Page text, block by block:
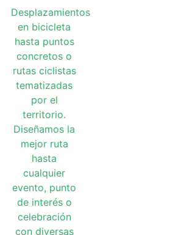
Desplazamientos
en bicicleta
hasta puntos
concretos o
rutas ciclistas
tematizadas
por el
territorio.
Diseñamos la
mejor ruta
hasta
cualquier
evento, punto
de interés o
celebración
con diversas